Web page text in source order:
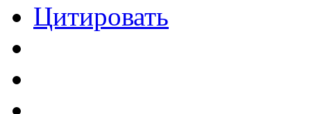
Цитировать